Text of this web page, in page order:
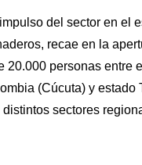
del sector en el
recae en la
20.000 personas entre el
(Cúcuta) y estado
sectores